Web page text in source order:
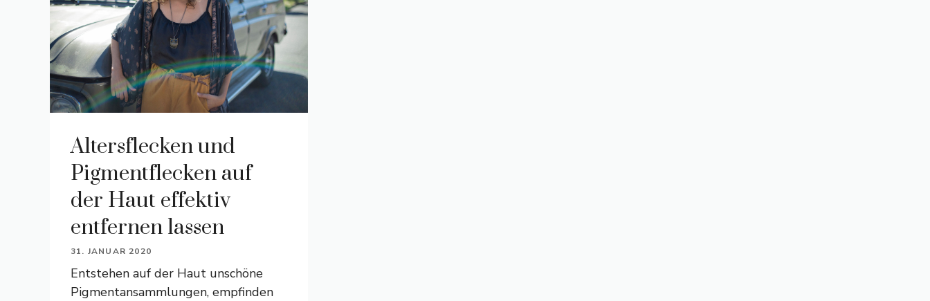
Altersflecken und
Pigmentflecken auf
der Haut effektiv
entfernen lassen
31. JANUAR 2020
Entstehen auf der Haut unschöne
Pigmentansammlungen, empfinden